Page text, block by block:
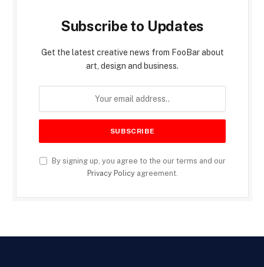
Subscribe to Updates
Get the latest creative news from FooBar about
art, design and business.
By signing up, you agree to the our terms and our
Privacy Policyagreement.